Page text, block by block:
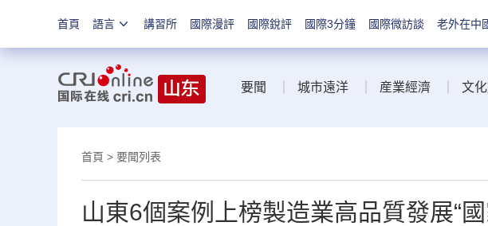
首頁 語言 講習所 國際漫評 國際銳評 國際3分鐘 國際微訪談 老外在中
要聞 城市遠洋 産業經濟 文
首頁 > 要聞列表
山東6個案例上榜製造業高品質發展“